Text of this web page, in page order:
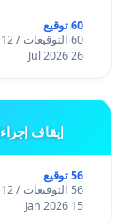
60 توقيع
60 التوقيعات / 12 أشهر
26 Jul 2026
إيقاف
56 توقيع
56 التوقيعات / 12 أشهر
15 Jan 2026